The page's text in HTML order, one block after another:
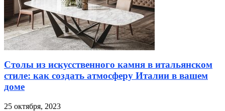
Столы из искусственного камня в итальянском
стиле: как создать атмосферу Италии в вашем
доме
25 октября, 2023